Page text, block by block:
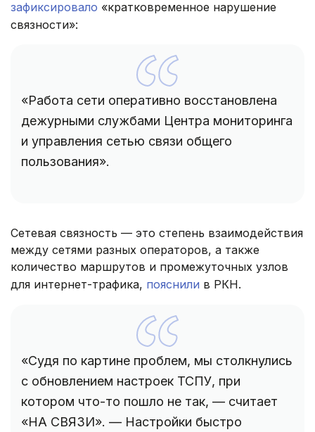
зафиксировало «кратковременное нарушение
связности»:
«Работа сети оперативно восстановлена
дежурными службами Центра мониторинга
и управления сетью связи общего
пользования».
Сетевая связность — это степень взаимодействия
между сетями разных операторов, а также
количество маршрутов и промежуточных узлов
для интернет-трафика, пояснили в РКН.
«Судя по картине проблем, мы столкнулись
с обновлением настроек ТСПУ, при
котором что-то пошло не так, — считает
«НА СВЯЗИ». — Настройки быстро